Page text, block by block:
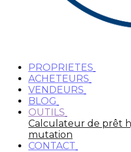
PROPRIETES
ACHETEURS
VENDEURS
BLOG
OUTILS
Calculateur de prêt
mutation
CONTACT